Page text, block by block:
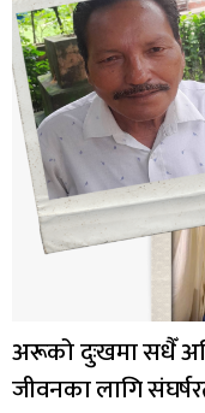
अरूको दुःखमा सधैँ
जीवनका लागि